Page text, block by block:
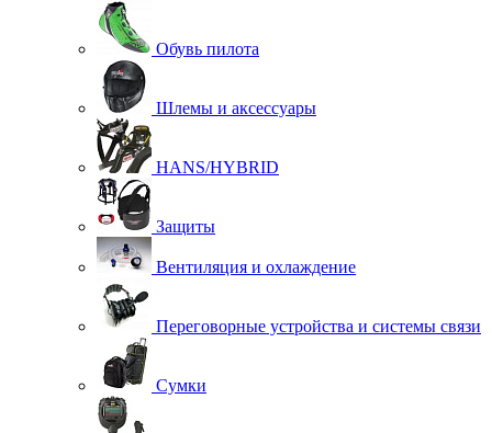
Обувь пилота
Шлемы и аксессуары
HANS/HYBRID
Защиты
Вентиляция и охлаждение
Переговорные устройства и системы связи
Сумки